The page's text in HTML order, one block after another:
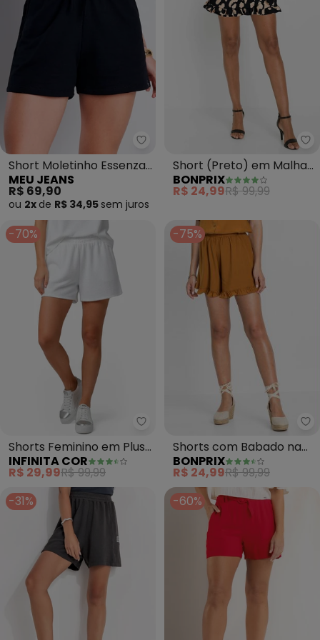
Meu Jeans - Short Moletinho
Short Moletinho Essenza
(Preto)
MEU JEANS
R$ 69,90
ou 2x de R$ 34,95 sem juros
Short (Preto) em Malha
Crepe
BONPRIX
R$ 24,99R$ 99,99
-70%
Infinita Cor - Shorts Feminino
Shorts Feminino em Plush
(Bege)
INFINITA COR
R$ 29,99R$ 99,99
-75%
Shorts com Babado na
Barra (Caramelo)
BONPRIX
R$ 24,99R$ 99,99
-31%
-60%